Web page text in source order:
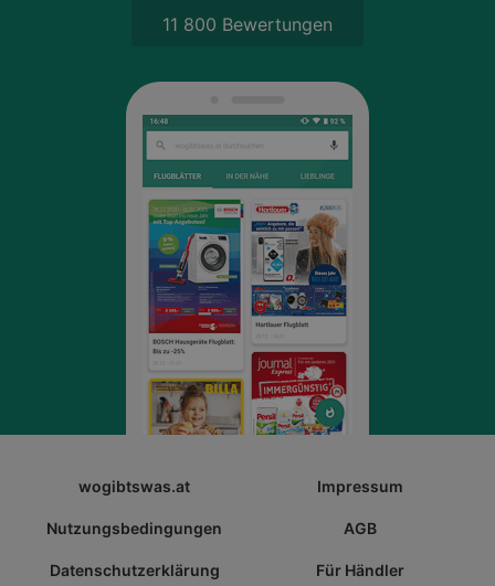
11 800 Bewertungen
wogibtswas.at Impressum
Nutzungsbedingungen AGB
Datenschutzerklärung Für Händler